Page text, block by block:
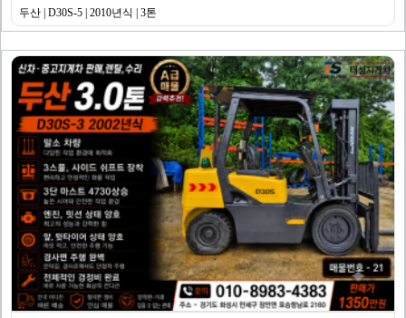
두산 | D30S-5 | 2010년식 | 3톤